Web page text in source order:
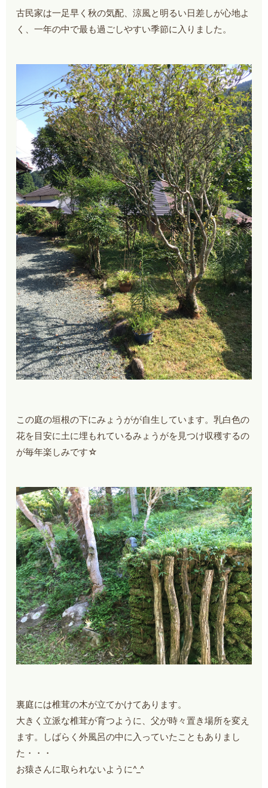
古民家は一足早く秋の気配、涼風と明るい日差しが心地よ
く、一年の中で最も過ごしやすい季節に入りました。
この庭の垣根の下にみょうがが自生しています。乳白色の
花を目安に土に埋もれているみょうがを見つけ収穫するの
が毎年楽しみです☆
裏庭には椎茸の木が立てかけてあります。
大きく立派な椎茸が育つように、父が時々置き場所を変え
ます。しばらく外風呂の中に入っていたこともありまし
た・・・
お猿さんに取られないように^_^